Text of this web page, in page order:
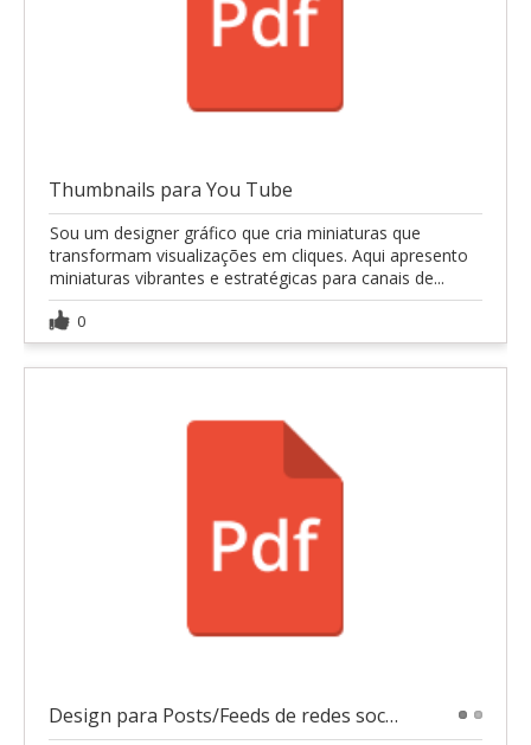
Thumbnails para You Tube
Sou um designer gráfico que cria miniaturas que
transformam visualizações em cliques. Aqui apresento
miniaturas vibrantes e estratégicas para canais de...
0
Design para Posts/Feeds de redes sociais